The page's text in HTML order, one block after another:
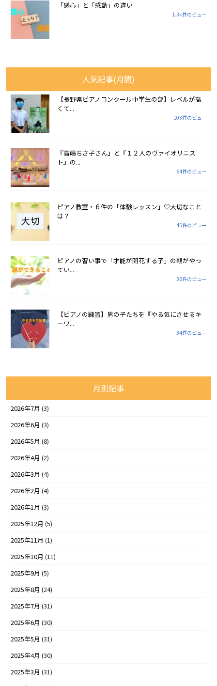
「感心」と「感動」の違い
1.3k件のビュー
人気記事(月間)
【長野県ピアノコンクール中学生の部】レベルが高
くて...
103件のビュー
『高嶋ちさ子さん』と『１２人のヴァイオリニス
ト』の...
64件のビュー
ピアノ教室・６件の「体験レッスン」♡大切なこと
は？
45件のビュー
ピアノの習い事で「才能が開花する子」の親がやっ
てい...
36件のビュー
【ピアノの練習】男の子たちを『やる気にさせるキ
ーワ...
34件のビュー
月別記事
2026年7月 (3)
2026年6月 (3)
2026年5月 (8)
2026年4月 (2)
2026年3月 (4)
2026年2月 (4)
2026年1月 (3)
2025年12月 (5)
2025年11月 (1)
2025年10月 (11)
2025年9月 (5)
2025年8月 (24)
2025年7月 (31)
2025年6月 (30)
2025年5月 (31)
2025年4月 (30)
2025年3月 (31)